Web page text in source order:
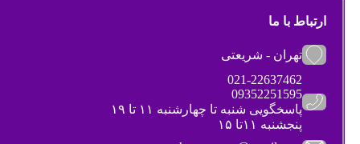
ارتباط با ما
تهران - شریعتی
021-22637462
09352251595
پاسخگویی شنبه تا چهارشنبه ۱۱ تا ۱۹
پنجشنبه ۱۱تا ۱۵